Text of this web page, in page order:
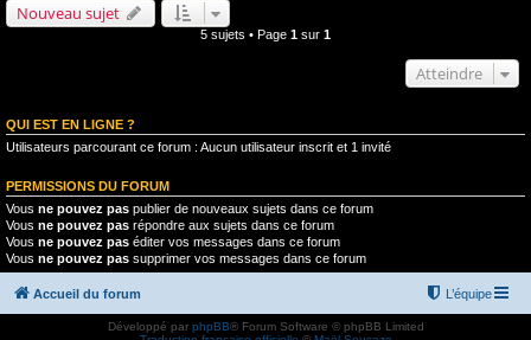
Nouveau sujet
5 sujets • Page 1 sur 1
Atteindre
QUI EST EN LIGNE ?
Utilisateurs parcourant ce forum : Aucun utilisateur inscrit et 1 invité
PERMISSIONS DU FORUM
Vous ne pouvez pas publier de nouveaux sujets dans ce forum
Vous ne pouvez pas répondre aux sujets dans ce forum
Vous ne pouvez pas éditer vos messages dans ce forum
Vous ne pouvez pas supprimer vos messages dans ce forum
Accueil du forum L’équipe
Développé par phpBB® Forum Software © phpBB Limited